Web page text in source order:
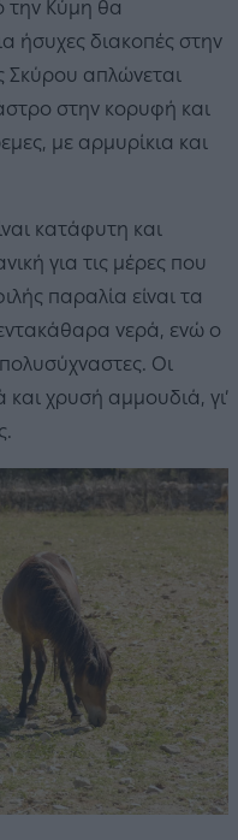
την Κύμη θα
ήσυχες διακοπές στην
Σκύρου απλώνεται
στην κορυφή και
με αρμυρίκια και
κατάφυτη και
για τις μέρες που
παραλία είναι τα
νερά, ενώ ο
Οι
χρυσή αμμουδιά, γι’